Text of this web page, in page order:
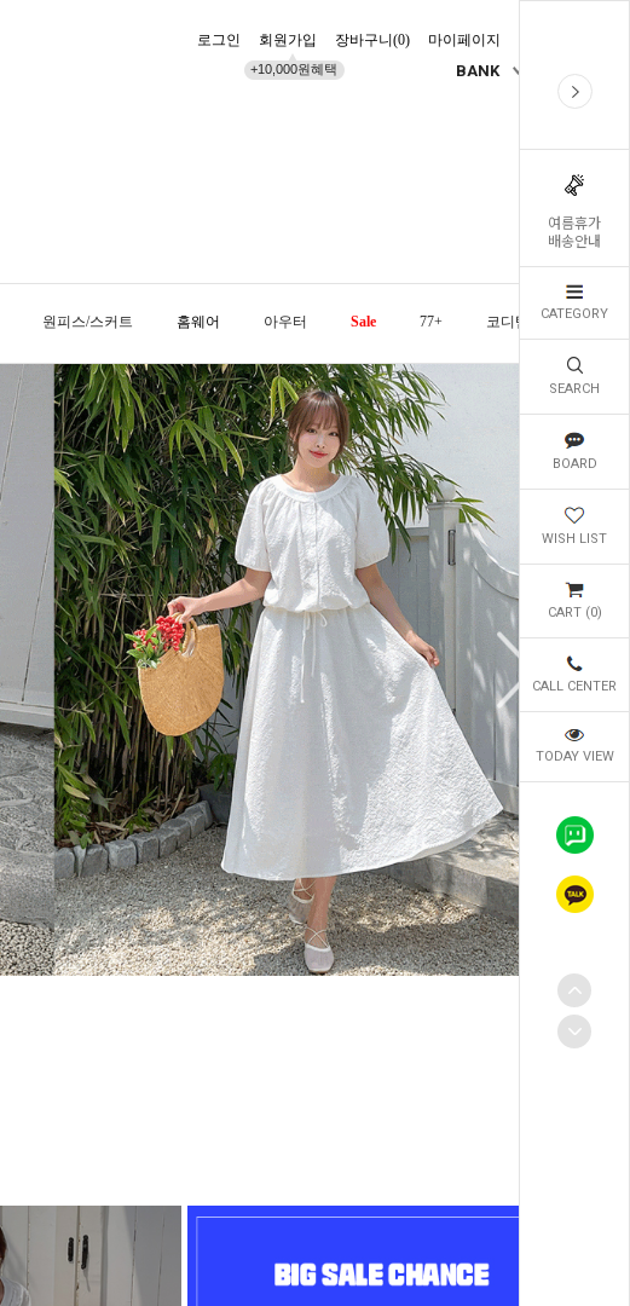
여름휴가
배송안내
CATEGORY
SEARCH
BOARD
WISH LIST
CART (0)
CALL CENTER
TODAY VIEW
로그인 회원가입
+10,000원혜택
장바구니(0) 마이페이지
BANK
원피스/스커트 홈웨어 아우터 Sale 77+ 코디템 오늘발송